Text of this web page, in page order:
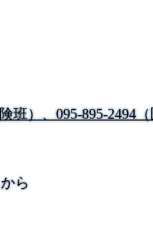
班）、095-895-2494
ら
て